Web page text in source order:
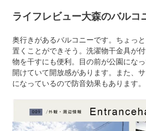
ライフレビュー大森のバルコ
奥行きがあるバルコニーです。ちょっ
置くことができそう。洗濯物干金具が
物を干すにも便利。目の前が公園にな
開けていて開放感があります。また、
になっているので防音効果もあります。